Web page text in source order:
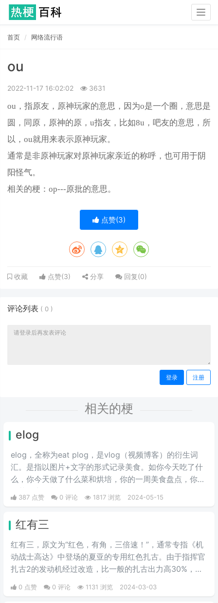
首页 网络流行语
ou
2022-11-17 16:02:02 3631
ou，指原友，原神玩家的意思，因为o是一个圈，意思是
圆，同原，原神的原，u指友，比如8u，吧友的意思，所
以，ou就用来表示原神玩家。
通常是非原神玩家对原神玩家亲近的称呼，也可用于阴
阳怪气。
相关的梗：op---原批的意思。
点赞(3)
收藏 点赞(3) 分享 回复(0)
评论列表 ( 0 )
登录 注册
相关的梗
elog
elog，全称为eat plog，是vlog（视频博客）的衍生词
汇。是指以图片+文字的形式记录美食。如你今天吃了什
么，你今天做了什么菜和烘培，你的一周美食盘点，你的
奶茶盘点，都值得记录。
387 点赞 0 评论 1817 浏览 2024-05-15
红有三
红有三，原文为“红色，有角，三倍速！”，通常专指《机
动战士高达》中登场的夏亚的专用红色扎古。由于指挥官
扎古2的发动机经过改造，比一般的扎古出力高30%，在
三倍速也被看作是夏亚登场的象征。
0 点赞 0 评论 1131 浏览 2024-03-03